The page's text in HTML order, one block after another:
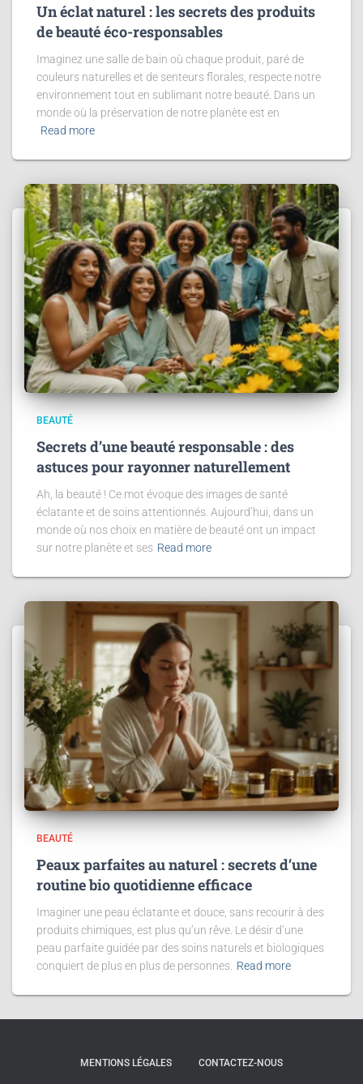
Un éclat naturel : les secrets des produits
de beauté éco-responsables
Imaginez une salle de bain où chaque produit, paré de
couleurs naturelles et de senteurs florales, respecte notre
environnement tout en sublimant notre beauté. Dans un
monde où la préservation de notre planète est en
Read more
BEAUTÉ
Secrets d’une beauté responsable : des
astuces pour rayonner naturellement
Ah, la beauté ! Ce mot évoque des images de santé
éclatante et de soins attentionnés. Aujourd’hui, dans un
monde où nos choix en matière de beauté ont un impact
sur notre planète et ses Read more
BEAUTÉ
Peaux parfaites au naturel : secrets d’une
routine bio quotidienne efficace
Imaginer une peau éclatante et douce, sans recourir à des
produits chimiques, est plus qu’un rêve. Le désir d’une
peau parfaite guidée par des soins naturels et biologiques
conquiert de plus en plus de personnes. Read more
MENTIONS LÉGALES CONTACTEZ-NOUS